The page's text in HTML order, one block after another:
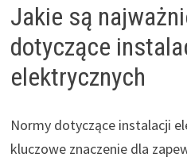
Jakie są
dotyczące
elektrycznych
Normy dotyczące instalacji
kluczowe znaczenie dla